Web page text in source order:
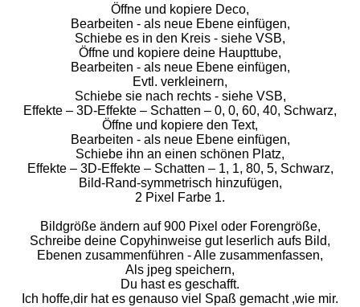
Öffne und kopiere Deco,
Bearbeiten - als neue Ebene einfügen,
Schiebe es in den Kreis - siehe VSB,
Öffne und kopiere deine Haupttube,
Bearbeiten - als neue Ebene einfügen,
Evtl. verkleinern,
Schiebe sie nach rechts - siehe VSB,
Effekte – 3D-Effekte – Schatten – 0, 0, 60, 40, Schwarz,
Öffne und kopiere den Text,
Bearbeiten - als neue Ebene einfügen,
Schiebe ihn an einen schönen Platz,
Effekte – 3D-Effekte – Schatten – 1, 1, 80, 5, Schwarz,
Bild-Rand-symmetrisch hinzufügen,
2 Pixel Farbe 1.
Bildgröße ändern auf 900 Pixel oder Forengröße,
Schreibe deine Copyhinweise gut leserlich aufs Bild,
Ebenen zusammenführen - Alle zusammenfassen,
Als jpeg speichern,
Du hast es geschafft.
Ich hoffe,dir hat es genauso viel Spaß gemacht ,wie mir.